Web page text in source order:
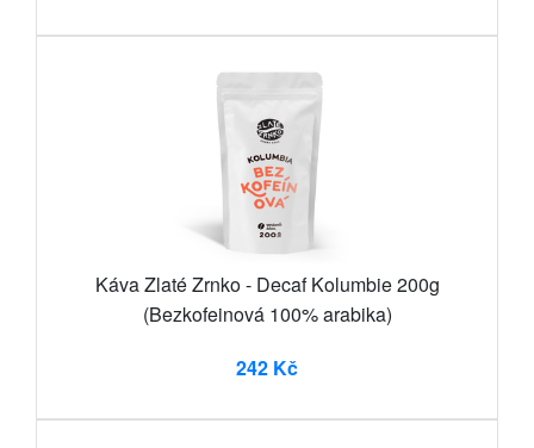
Káva Zlaté Zrnko - Decaf Kolumbie 200g
(Bezkofeinová 100% arabika)
242 Kč